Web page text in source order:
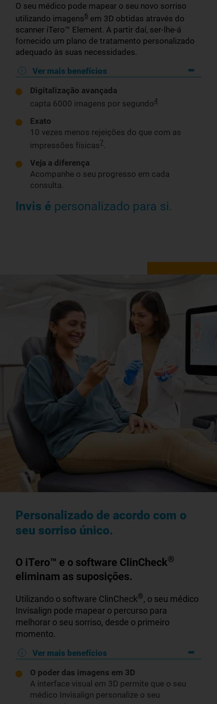
O seu médico pode mapear o seu novo sorriso
utilizando imagens6 em 3D obtidas através do
scanner iTero™ Element. A partir daí, ser-lhe-á
fornecido um plano de tratamento personalizado
adequado às suas necessidades.
Ver mais benefícios
Digitalização avançada
capta 6000 imagens por segundo4
Exato
10 vezes menos rejeições do que com as
impressões físicas7.
Veja a diferença
Acompanhe o seu progresso em cada
consulta.
Invis é personalizado para si.
Personalizado de acordo com o
seu sorriso único.
O iTero™ e o software ClinCheck®
eliminam as suposições.
Utilizando o software ClinCheck®, o seu médico
Invisalign pode mapear o percurso para
melhorar o seu sorriso, desde o primeiro
momento.
Ver mais benefícios
O poder das imagens em 3D
A interface visual em 3D permite que o seu
médico Invisalign personalize o seu